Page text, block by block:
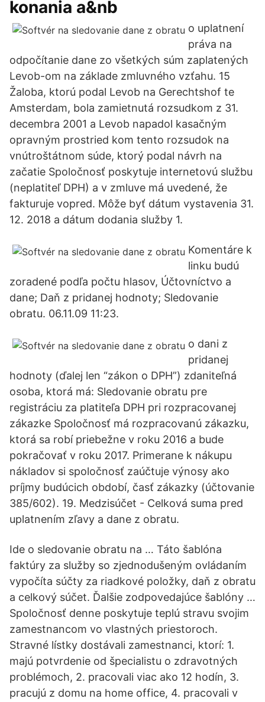
konania a&nb
o uplatnení
práva na
odpočítanie dane zo všetkých súm zaplatených
Levob-om na základe zmluvného vzťahu. 15
Žaloba, ktorú podal Levob na Gerechtshof te
Amsterdam, bola zamietnutá rozsudkom z 31.
decembra 2001 a Levob napadol kasačným
opravným prostried­ kom tento rozsudok na
vnútroštátnom súde, ktorý podal návrh na
začatie Spoločnosť poskytuje internetovú službu
(neplatiteľ DPH) a v zmluve má uvedené, že
fakturuje vopred. Môže byť dátum vystavenia 31.
12. 2018 a dátum dodania služby 1.
Komentáre k
linku budú
zoradené podľa počtu hlasov, Účtovníctvo a
dane; Daň z pridanej hodnoty; Sledovanie
obratu. 06.11.09 11:23.
o dani z
pridanej
hodnoty (ďalej len “zákon o DPH”) zdaniteľná
osoba, ktorá má: Sledovanie obratu pre
registráciu za platiteľa DPH pri rozpracovanej
zákazke Spoločnosť má rozpracovanú zákazku,
ktorá sa robí priebežne v roku 2016 a bude
pokračovať v roku 2017. Primerane k nákupu
nákladov si spoločnosť zaúčtuje výnosy ako
príjmy budúcich období, časť zákazky (účtovanie
385/602). 19. Medzisúčet - Celková suma pred
uplatnením zľavy a dane z obratu.
Ide o sledovanie obratu na … Táto šablóna
faktúry za služby so zjednodušeným ovládaním
vypočíta súčty za riadkové položky, daň z obratu
a celkový súčet. Ďalšie zodpovedajúce šablóny …
Spoločnosť denne poskytuje teplú stravu svojim
zamestnancom vo vlastných priestoroch.
Stravné lístky dostávali zamestnanci, ktorí: 1.
majú potvrdenie od špecialistu o zdravotných
problémoch, 2. pracovali viac ako 12 hodín, 3.
pracujú z domu na home office, 4. pracovali v